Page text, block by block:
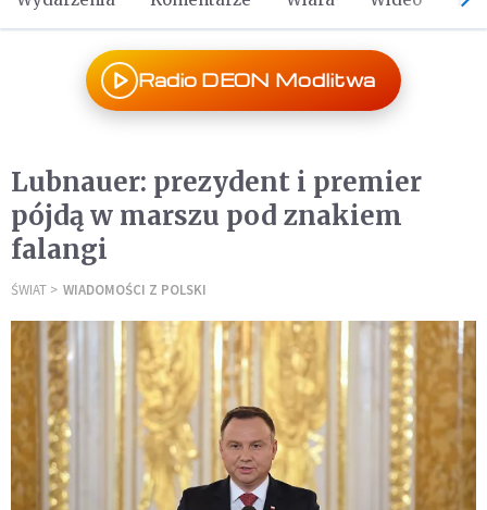
Radio DEON Modlitwa
Lubnauer: prezydent i premier
pójdą w marszu pod znakiem
falangi
ŚWIAT WIADOMOŚCI Z POLSKI